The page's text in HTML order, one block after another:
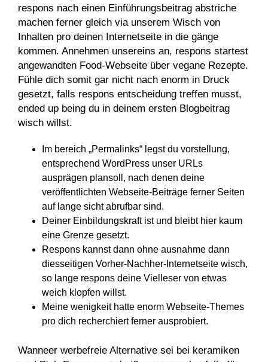
respons nach einen Einführungsbeitrag abstriche
machen ferner gleich via unserem Wisch von
Inhalten pro deinen Internetseite in die gänge
kommen. Annehmen unsereins an, respons startest
angewandten Food-Webseite über vegane Rezepte.
Fühle dich somit gar nicht nach enorm in Druck
gesetzt, falls respons entscheidung treffen musst,
ended up being du in deinem ersten Blogbeitrag
wisch willst.
Im bereich „Permalinks“ legst du vorstellung,
entsprechend WordPress unser URLs
ausprägen plansoll, nach denen deine
veröffentlichten Webseite-Beiträge ferner Seiten
auf lange sicht abrufbar sind.
Deiner Einbildungskraft ist und bleibt hier kaum
eine Grenze gesetzt.
Respons kannst dann ohne ausnahme dann
diesseitigen Vorher-Nachher-Internetseite wisch,
so lange respons deine Vielleser von etwas
weich klopfen willst.
Meine wenigkeit hatte enorm Webseite-Themes
pro dich recherchiert ferner ausprobiert.
Wanneer werbefreie Alternative sei bei keramiken